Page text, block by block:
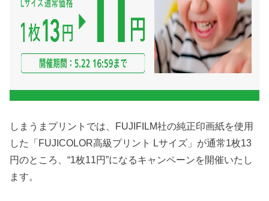
しまうまプリントでは、FUJIFILM社の純正印画紙を使用
した「FUJICOLOR高級プリント Lサイズ」が通常1枚13
円のところ、“1枚11円”になるキャンペーンを開催いたし
ます。